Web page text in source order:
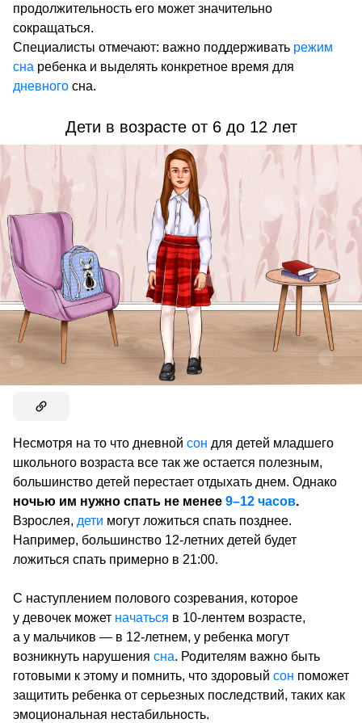
продолжительность его может значительно
сокращаться.
Специалисты отмечают: важно поддерживать режим
сна ребенка и выделять конкретное время для
дневного сна.
Дети в возрасте от 6 до 12 лет
Несмотря на то что дневной сон для детей младшего
школьного возраста все так же остается полезным,
большинство детей перестает отдыхать днем. Однако
ночью им нужно спать не менее 9–12 часов.
Взрослея, дети могут ложиться спать позднее.
Например, большинство 12-летних детей будет
ложиться спать примерно в 21:00.
С наступлением полового созревания, которое
у девочек может начаться в 10-лентем возрасте,
а у мальчиков — в 12-летнем, у ребенка могут
возникнуть нарушения сна. Родителям важно быть
готовыми к этому и помнить, что здоровый сон поможет
защитить ребенка от серьезных последствий, таких как
эмоциональная нестабильность.